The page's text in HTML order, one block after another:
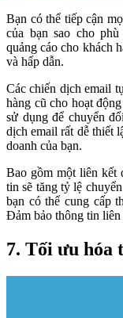
Bạn có thể tiếp cận
của bạn sao cho
quảng cáo cho khách
và hấp dẫn.
Các chiến dịch email
hàng cũ cho hoạt
sử dụng để chuyển
dịch email rất dễ thiết
doanh của bạn.
Bao gồm một liên kết
tin sẽ tăng tỷ lệ
bạn có thể cung cấp
Đảm bảo thông tin liên
7. Tối ưu hóa